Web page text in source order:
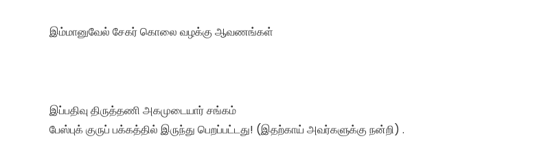
இம்மானுவேல் சேகர் கொலை வழக்கு ஆவணங்கள்
இப்பதிவு திருத்தணி அகமுடையார் சங்கம்
பேஸ்புக் குருப் பக்கத்தில் இருந்து பெறப்பட்டது! (இதற்காய் அவர்களுக்கு நன்றி) .